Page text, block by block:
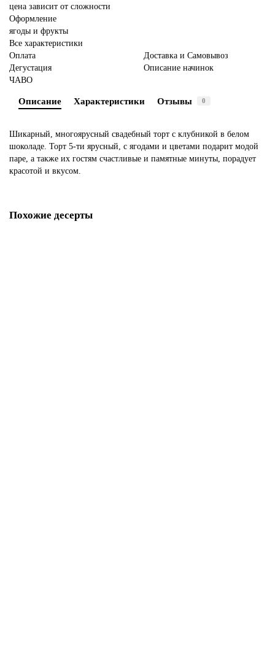
цена зависит от сложности
Оформление
ягоды и фрукты
Все характеристики
Оплата
Доставка и Самовывоз
Дегустация
Описание начинок
ЧАВО
Описание Характеристики Отзывы 0
Шикарный, многоярусный свадебный торт с клубникой в белом
шоколаде. Торт 5-ти ярусный, с ягодами и цветами подарит модой
паре, а также их гостям счастливые и памятные минуты, порадует
красотой и вкусом.
Похожие десерты